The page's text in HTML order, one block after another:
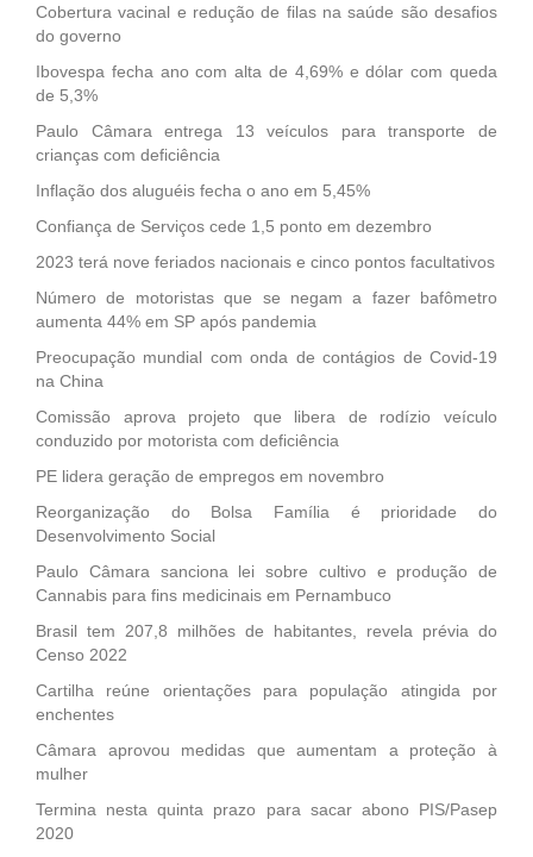
Cobertura vacinal e redução de filas na saúde são desafios
do governo
Ibovespa fecha ano com alta de 4,69% e dólar com queda
de 5,3%
Paulo Câmara entrega 13 veículos para transporte de
crianças com deficiência
Inflação dos aluguéis fecha o ano em 5,45%
Confiança de Serviços cede 1,5 ponto em dezembro
2023 terá nove feriados nacionais e cinco pontos facultativos
Número de motoristas que se negam a fazer bafômetro
aumenta 44% em SP após pandemia
Preocupação mundial com onda de contágios de Covid-19
na China
Comissão aprova projeto que libera de rodízio veículo
conduzido por motorista com deficiência
PE lidera geração de empregos em novembro
Reorganização do Bolsa Família é prioridade do
Desenvolvimento Social
Paulo Câmara sanciona lei sobre cultivo e produção de
Cannabis para fins medicinais em Pernambuco
Brasil tem 207,8 milhões de habitantes, revela prévia do
Censo 2022
Cartilha reúne orientações para população atingida por
enchentes
Câmara aprovou medidas que aumentam a proteção à
mulher
Termina nesta quinta prazo para sacar abono PIS/Pasep
2020